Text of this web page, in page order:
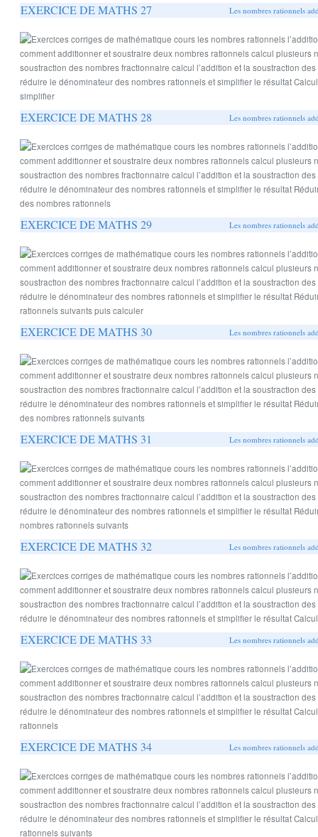
EXERCICE DE MATHS 27 Les nombres rationnels
EXERCICE DE MATHS 28 Les nombres rationnels
EXERCICE DE MATHS 29 Les nombres rationnels
EXERCICE DE MATHS 30 Les nombres rationnels
EXERCICE DE MATHS 31 Les nombres rationnels
EXERCICE DE MATHS 32 Les nombres rationnels
EXERCICE DE MATHS 33 Les nombres rationnels
EXERCICE DE MATHS 34 Les nombres rationnels